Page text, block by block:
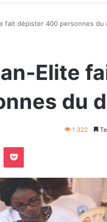
fait dépister 400 personnes du
Elite
du
1 322
Pocket